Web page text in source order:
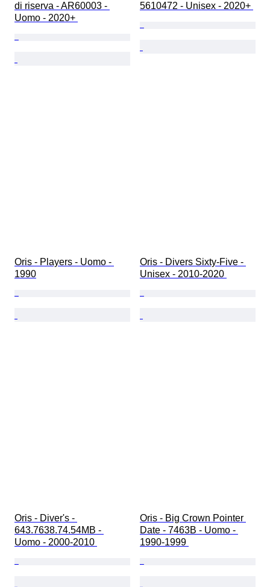
di riserva - AR60003 -
Uomo - 2020+
5610472 - Unisex - 2020+
Oris - Players - Uomo -
1990
Oris - Divers Sixty-Five -
Unisex - 2010-2020
Oris - Diver's -
643.7638.74.54MB -
Uomo - 2000-2010
Oris - Big Crown Pointer
Date - 7463B - Uomo -
1990-1999